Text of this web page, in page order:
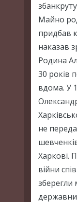
Майно
придбав
наказав
Родина
30 років
вдома. У
не
Харкові.
війни
зберегли